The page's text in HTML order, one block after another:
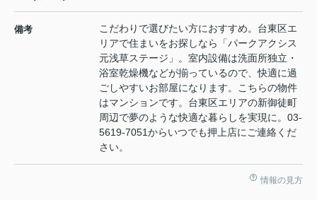
備考
こだわりで選びたい方におすすめ。台東区エ
リアで住まいをお探しなら「パークアクシス
元浅草ステージ」。室内設備は洗面所独立・
浴室乾燥機などが揃っているので、快適に過
ごしやすいお部屋になります。こちらの物件
はマンションです。台東区エリアの新御徒町
周辺で夢のような快適な暮らしを実現に。03-
5619-7051からいつでも押上店にご連絡くだ
さい。
情報の見方